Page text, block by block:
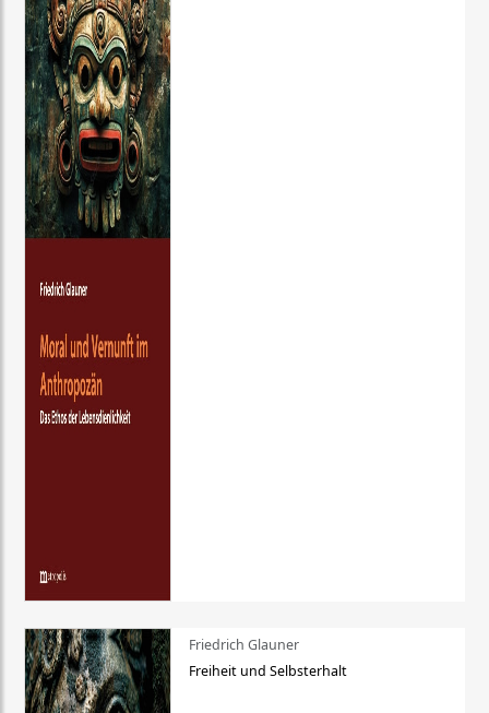
Friedrich Glauner
Freiheit und Selbsterhalt